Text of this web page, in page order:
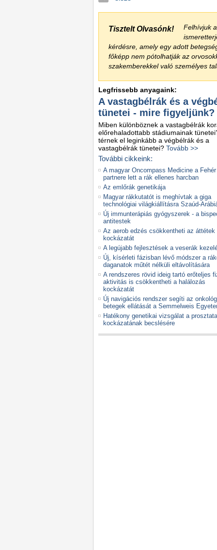
Tisztelt Olvasónk!
Felhívjuk
kérdésre, amely egy adott
főképp nem pótolhatják az
szakemberekkel való személyes
Legfrissebb anyagaink:
A vastagbélrák és a
tünetei - mire figyeljünk?
Miben különböznek a vastagbélrák
előrehaladottabb stádiumainak
térnek el leginkább a végbélrák és a
vastagbélrák tünetei? Tovább >>
További cikkeink:
A magyar Oncompass Medicine a Fehér
partnere lett a rák ellenes harcban
Az emlőrák genetikája
Magyar rákkutatót is meghívtak a giga
technológiai világkiállításra Szaúd-
Új immunterápiás gyógyszerek - a
antitestek
Az aerob edzés csökkentheti az áttétek
kockázatát
A legújabb fejlesztések a veserák
Új, kísérleti fázisban lévő módszer a
daganatok műtét nélküli eltávolítására
A rendszeres rövid ideig tartó erőteljes
aktivitás is csökkentheti a halálozás
kockázatát
Új navigációs rendszer segíti az
betegek ellátását a Semmelweis
Hatékony genetikai vizsgálat a
kockázatának becslésére